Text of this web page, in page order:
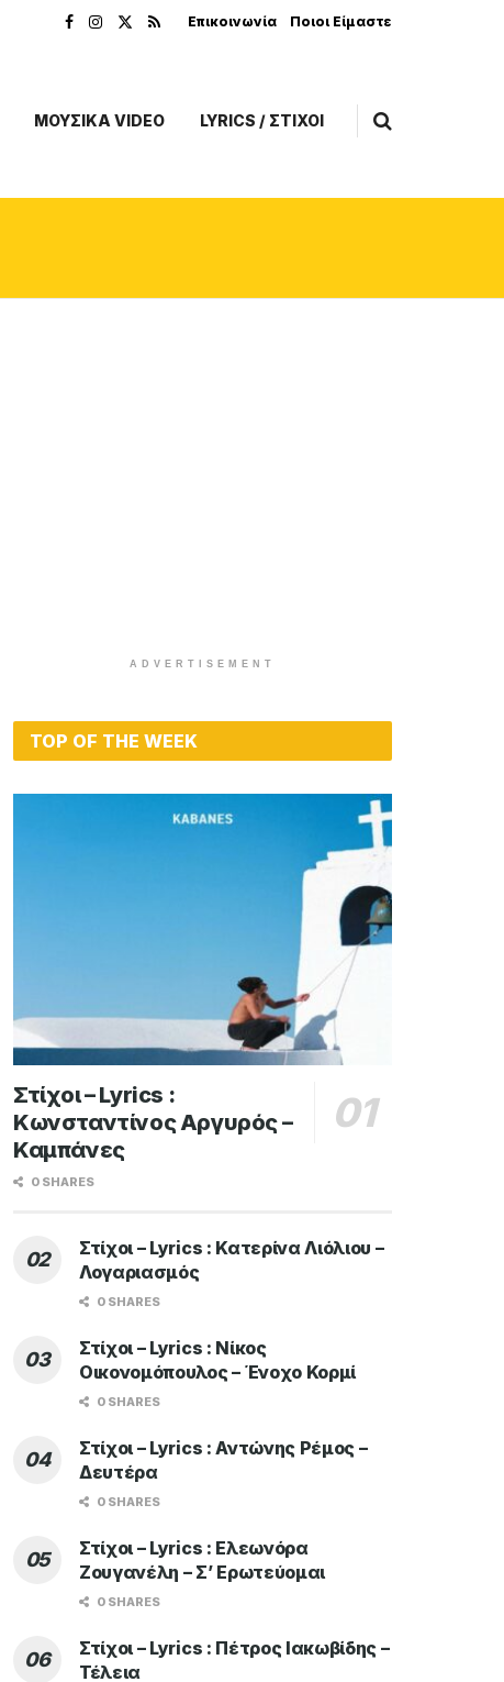
Επικοινωνία Ποιοι Είμαστε
ΜΟΥΣΙΚΑ VIDEO LYRICS / ΣΤΙΧΟΙ
ADVERTISEMENT
TOP OF THE WEEK
Στίχοι – Lyrics :
Κωνσταντίνος Αργυρός –
Καμπάνες
0 SHARES
Στίχοι – Lyrics : Κατερίνα Λιόλιου –
Λογαριασμός
0 SHARES
Στίχοι – Lyrics : Νίκος
Οικονομόπουλος – Ένοχο Κορμί
0 SHARES
Στίχοι – Lyrics : Αντώνης Ρέμος –
Δευτέρα
0 SHARES
Στίχοι – Lyrics : Ελεωνόρα
Ζουγανέλη – Σ’ Ερωτεύομαι
0 SHARES
Στίχοι – Lyrics : Πέτρος Ιακωβίδης –
Τέλεια